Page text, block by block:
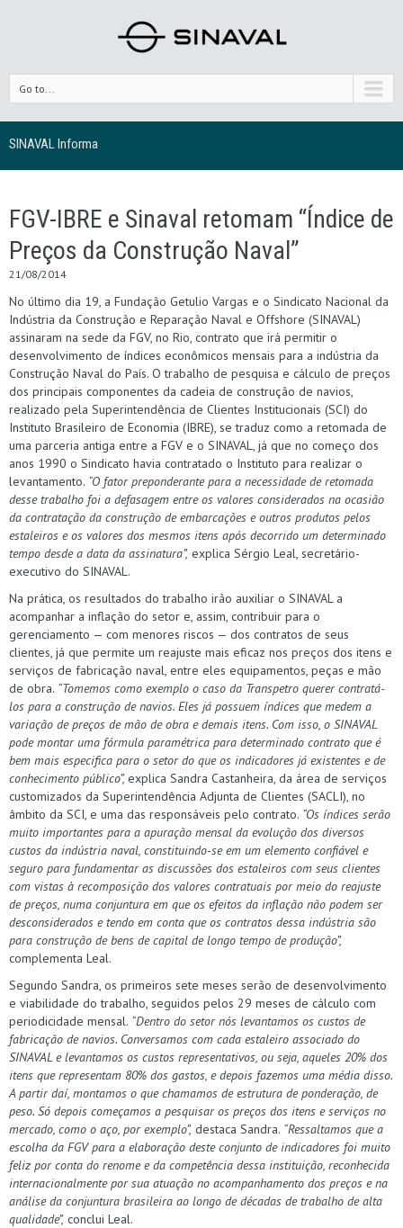
Go to...
SINAVAL Informa
FGV-IBRE e Sinaval retomam “Índice de
Preços da Construção Naval”
21/08/2014
No último dia 19, a Fundação Getulio Vargas e o Sindicato Nacional da
Indústria da Construção e Reparação Naval e Offshore (SINAVAL)
assinaram na sede da FGV, no Rio, contrato que irá permitir o
desenvolvimento de índices econômicos mensais para a indústria da
Construção Naval do País. O trabalho de pesquisa e cálculo de preços
dos principais componentes da cadeia de construção de navios,
realizado pela Superintendência de Clientes Institucionais (SCI) do
Instituto Brasileiro de Economia (IBRE), se traduz como a retomada de
uma parceria antiga entre a FGV e o SINAVAL, já que no começo dos
anos 1990 o Sindicato havia contratado o Instituto para realizar o
levantamento. “O fator preponderante para a necessidade de retomada
desse trabalho foi a defasagem entre os valores considerados na ocasião
da contratação da construção de embarcações e outros produtos pelos
estaleiros e os valores dos mesmos itens após decorrido um determinado
tempo desde a data da assinatura”, explica Sérgio Leal, secretário-
executivo do SINAVAL.
Na prática, os resultados do trabalho irão auxiliar o SINAVAL a
acompanhar a inflação do setor e, assim, contribuir para o
gerenciamento — com menores riscos — dos contratos de seus
clientes, já que permite um reajuste mais eficaz nos preços dos itens e
serviços de fabricação naval, entre eles equipamentos, peças e mão
de obra. “Tomemos como exemplo o caso da Transpetro querer contratá-
los para a construção de navios. Eles já possuem índices que medem a
variação de preços de mão de obra e demais itens. Com isso, o SINAVAL
pode montar uma fórmula paramétrica para determinado contrato que é
bem mais especifica para o setor do que os indicadores já existentes e de
conhecimento público”,explica Sandra Castanheira, da área de serviços
customizados da Superintendência Adjunta de Clientes (SACLI), no
âmbito da SCI, e uma das responsáveis pelo contrato. “Os índices serão
muito importantes para a apuração mensal da evolução dos diversos
custos da indústria naval, constituindo-se em um elemento confiável e
seguro para fundamentar as discussões dos estaleiros com seus clientes
com vistas à recomposição dos valores contratuais por meio do reajuste
de preços, numa conjuntura em que os efeitos da inflação não podem ser
desconsiderados e tendo em conta que os contratos dessa indústria são
para construção de bens de capital de longo tempo de produção”,
complementa Leal.
Segundo Sandra, os primeiros sete meses serão de desenvolvimento
e viabilidade do trabalho, seguidos pelos 29 meses de cálculo com
periodicidade mensal. “Dentro do setor nós levantamos os custos de
fabricação de navios. Conversamos com cada estaleiro associado do
SINAVAL e levantamos os custos representativos, ou seja, aqueles 20% dos
itens que representam 80% dos gastos, e depois fazemos uma média disso.
A partir daí, montamos o que chamamos de estrutura de ponderação, de
peso. Só depois começamos a pesquisar os preços dos itens e serviços no
mercado, como o aço, por exemplo”, destaca Sandra. “Ressaltamos que a
escolha da FGV para a elaboração deste conjunto de indicadores foi muito
feliz por conta do renome e da competência dessa instituição, reconhecida
internacionalmente por sua atuação no acompanhamento dos preços e na
análise da conjuntura brasileira ao longo de décadas de trabalho de alta
qualidade”, conclui Leal.